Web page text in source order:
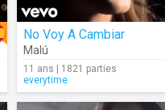
No Voy A Cambiar
Malú
11 ans | 1821 parties
everytime